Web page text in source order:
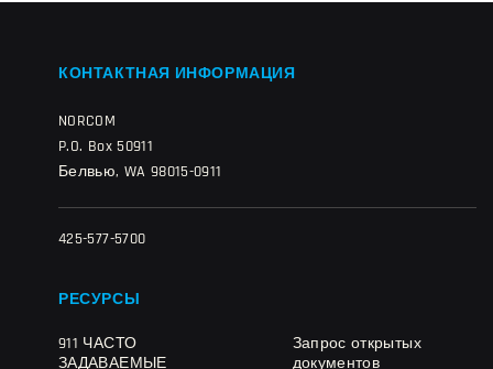
КОНТАКТНАЯ ИНФОРМАЦИЯ
NORCOM
P.O. Box 50911
Белвью, WA 98015-0911
425-577-5700
РЕСУРСЫ
911 ЧАСТО
ЗАДАВАЕМЫЕ
Запрос открытых
документов